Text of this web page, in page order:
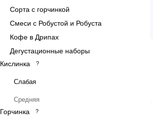
Сорта с горчинкой
Смеси с Робустой и Робуста
Кофе в Дрипах
Дегустационные наборы
Кислинка
?
Слабая
Средняя
Горчинка ?